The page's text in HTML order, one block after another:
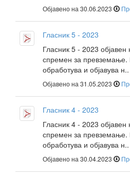
Објавено на 30.06.2023
Гласник 5 - 2023
Гласник 5 - 2023
спремен за превземање.
обработува и објавува н..
Објавено на 31.05.2023
Гласник 4 - 2023
Гласник 4 - 2023
спремен за превземање.
обработува и објавува н..
Објавено на 30.04.2023